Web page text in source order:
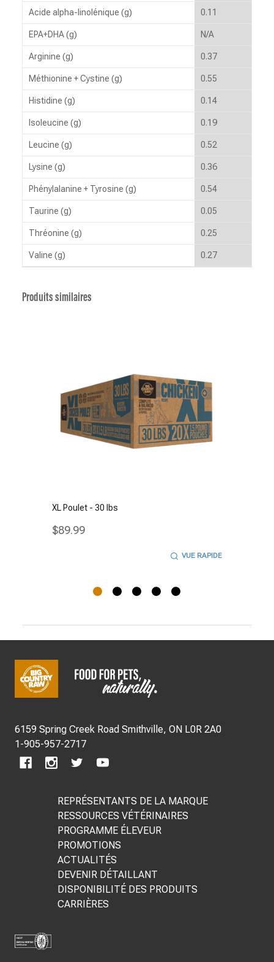
Acide alpha-linolénique (g) 0.11
EPA+DHA (g) N/A
Arginine (g) 0.37
Méthionine + Cystine (g) 0.55
Histidine (g) 0.14
Isoleucine (g) 0.19
Leucine (g) 0.52
Lysine (g) 0.36
Phénylalanine + Tyrosine (g) 0.54
Taurine (g) 0.05
Thréonine (g) 0.25
Valine (g) 0.27
Produits similaires
XL Poulet - 30 lbs
$89.99
VUE RAPIDE
Début
page
6159 Spring Creek Road Smithville, ON L0R 2A0
1-905-957-2717
REPRÉSENTANTS DE LA MARQUE
RESSOURCES VÉTÉRINAIRES
PROGRAMME ÉLEVEUR
PROMOTIONS
ACTUALITÉS
DEVENIR DÉTAILLANT
DISPONIBILITÉ DES PRODUITS
CARRIÈRES